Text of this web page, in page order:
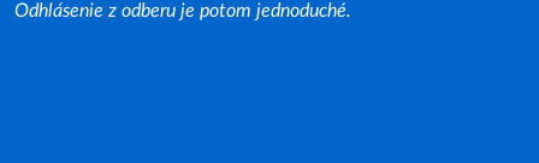
Odhlásenie z odberu je potom jednoduché.